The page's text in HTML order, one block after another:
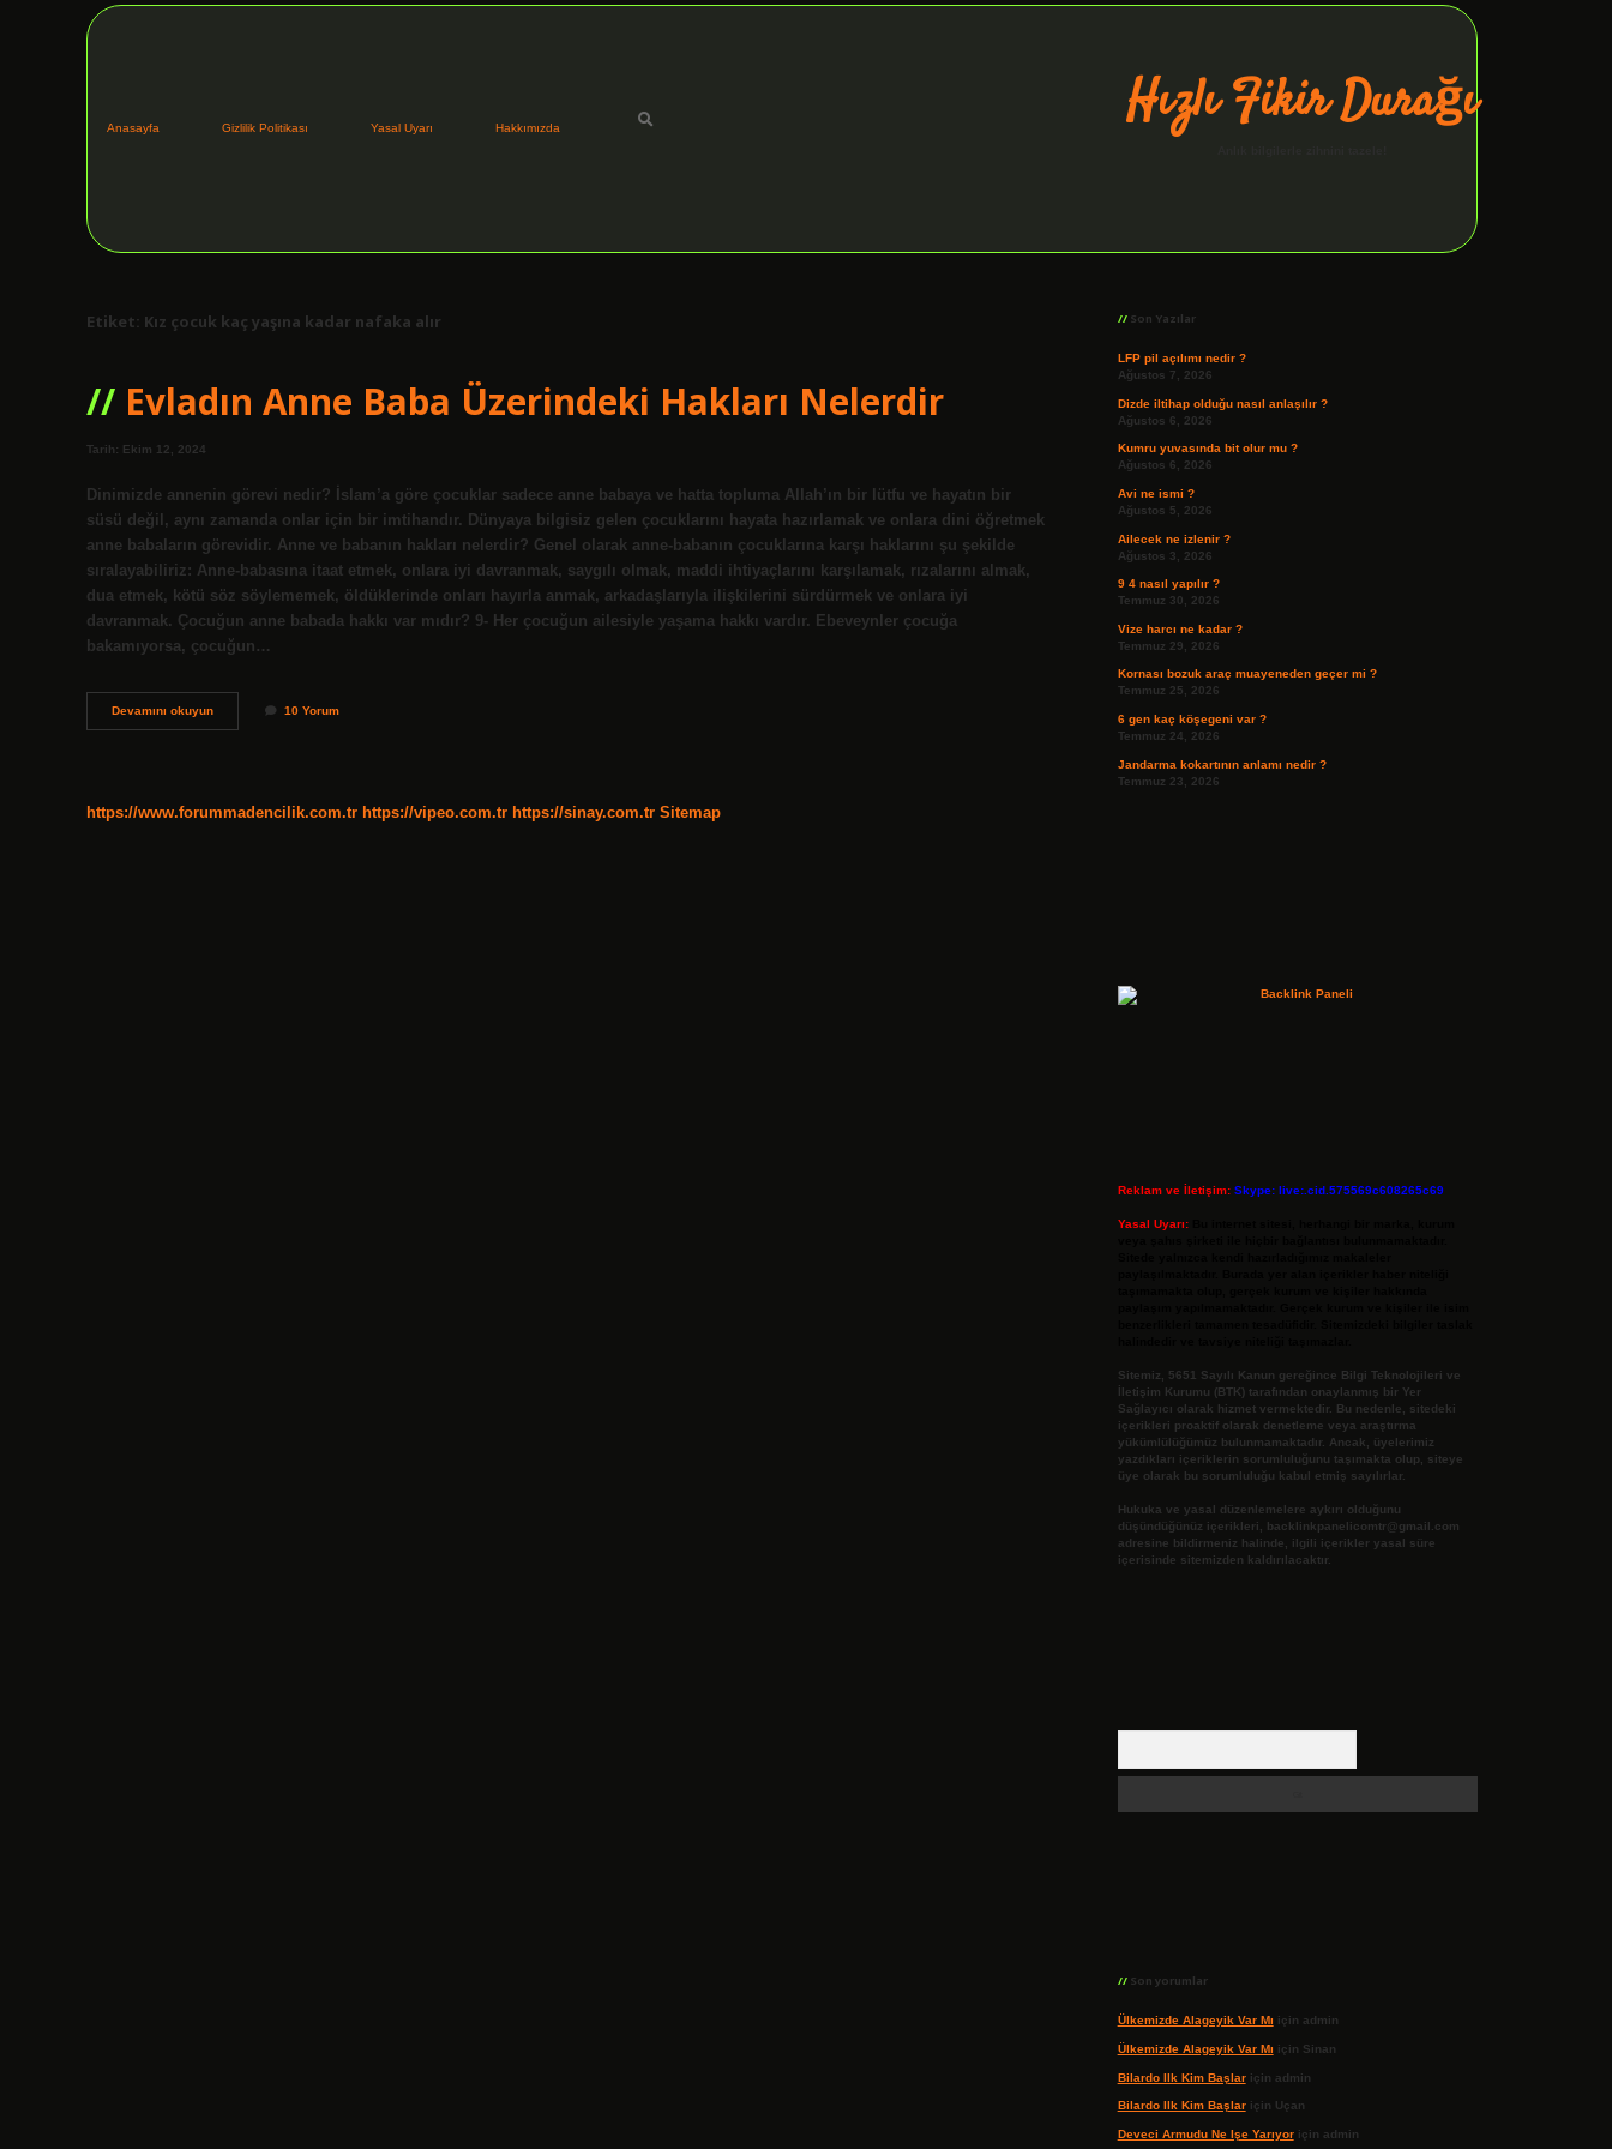
Anasayfa Gizlilik Politikası Yasal Uyarı Hakkımızda Hızlı Fikir Durağı
Etiket: Kız çocuk kaç yaşına kadar nafaka alır
Evladın Anne Baba Üzerindeki Hakları Nelerdir
Tarih: Ekim 12, 2024
Dinimizde annenin görevi nedir? İslam’a göre çocuklar sadece anne babaya ve hatta topluma Allah’ın bir lütfu ve hayatın bir
süsü değil, aynı zamanda onlar için bir imtihandır. Dünyaya bilgisiz gelen çocuklarını hayata hazırlamak ve onlara dini öğretmek
anne babaların görevidir. Anne ve babanın hakları nelerdir? Genel olarak anne-babanın çocuklarına karşı haklarını şu şekilde
sıralayabiliriz: Anne-babasına itaat etmek, onlara iyi davranmak, saygılı olmak, maddi ihtiyaçlarını karşılamak, rızalarını almak,
dua etmek, kötü söz söylememek, öldüklerinde onları hayırla anmak, arkadaşlarıyla ilişkilerini sürdürmek ve onlara iyi
davranmak. Çocuğun anne babada hakkı var mıdır? 9- Her çocuğun ailesiyle yaşama hakkı vardır. Ebeveynler çocuğa
bakamıyorsa, çocuğun…
Devamını okuyunEvladın
Anne
10 Yorum
https://www.forummadencilik.com.tr https://vipeo.com.tr https://sinay.com.tr Sitemap
Son Yazılar
LFP pil açılımı nedir ?
Ağustos 7, 2026
Dizde iltihap olduğu nasıl anlaşılır ?
Ağustos 6, 2026
Kumru yuvasında bit olur mu ?
Ağustos 6, 2026
Avi ne ismi ?
Ağustos 5, 2026
Ailecek ne izlenir ?
Ağustos 3, 2026
9 4 nasıl yapılır ?
Temmuz 30, 2026
Vize harcı ne kadar ?
Temmuz 29, 2026
Kornası bozuk araç muayeneden geçer mi ?
Temmuz 25, 2026
6 gen kaç köşegeni var ?
Temmuz 24, 2026
Jandarma kokartının anlamı nedir ?
Temmuz 23, 2026
Reklam ve İletişim: Skype: live:.cid.575569c608265c69
Yasal Uyarı:
Sitemiz, 5651 Sayılı Kanun gereğince Bilgi Teknolojileri ve
İletişim Kurumu (BTK) tarafından onaylanmış bir Yer
Sağlayıcı olarak hizmet vermektedir. Bu nedenle, sitedeki
içerikleri proaktif olarak denetleme veya araştırma
yükümlülüğümüz bulunmamaktadır. Ancak, üyelerimiz
yazdıkları içeriklerin sorumluluğunu taşımakta olup, siteye
üye olarak bu sorumluluğu kabul etmiş sayılırlar.
Hukuka ve yasal düzenlemelere aykırı olduğunu
düşündüğünüz içerikleri,
backlinkpanelicomtr@gmail.com
adresine bildirmeniz halinde, ilgili içerikler yasal süre
içerisinde sitemizden kaldırılacaktır.
Son yorumlar
Ülkemizde Alageyik Var Mı için admin
Ülkemizde Alageyik Var Mı için Sinan
Bilardo Ilk Kim Başlariçin admin
Bilardo Ilk Kim Başlariçin Uçan
Deveci Armudu Ne Işe Yarıyoriçin admin